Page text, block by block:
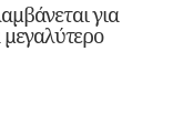
για
μεγαλύτερο